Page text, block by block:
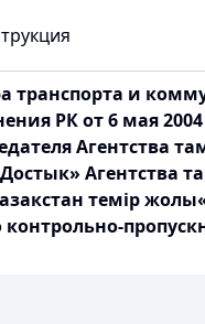
и
РК от 6 мая
Агентства
Агентства
темір